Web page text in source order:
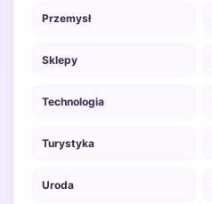
Przemysł
Sklepy
Technologia
Turystyka
Uroda